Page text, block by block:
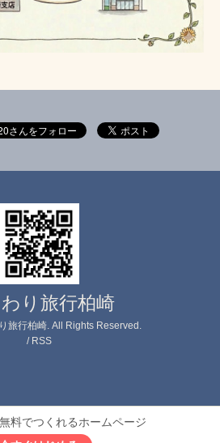
り旅行柏崎
旅行柏崎. All Rights Reserved.
/ RSS
料でつくれるホームページ